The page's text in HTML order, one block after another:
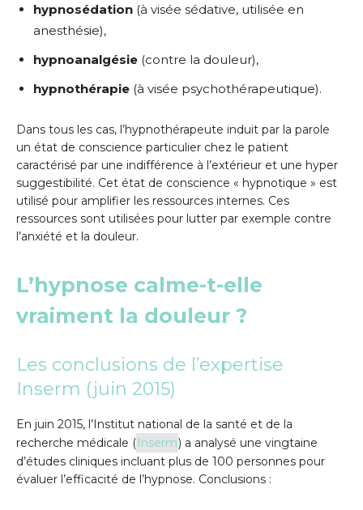
hypnosédation (à visée sédative, utilisée en
anesthésie),
hypnoanalgésie (contre la douleur),
hypnothérapie (à visée psychothérapeutique).
Dans tous les cas, l’hypnothérapeute induit par la parole
un état de conscience particulier chez le patient
caractérisé par une indifférence à l’extérieur et une hyper
suggestibilité. Cet état de conscience « hypnotique » est
utilisé pour amplifier les ressources internes. Ces
ressources sont utilisées pour lutter par exemple contre
l’anxiété et la douleur.
L’hypnose calme-t-elle
vraiment la douleur ?
Les conclusions de l’expertise
Inserm (juin 2015)
En juin 2015, l’Institut national de la santé et de la
recherche médicale (Inserm) a analysé une vingtaine
d’études cliniques incluant plus de 100 personnes pour
évaluer l’efficacité de l’hypnose. Conclusions :